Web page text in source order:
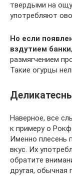
твердыми на
употребляют
Но если
вздутием банки
размягчением
Такие огурцы
Наверное, все
к примеру о
Именно плесень
вкус. Их
обратите
другая, обычная